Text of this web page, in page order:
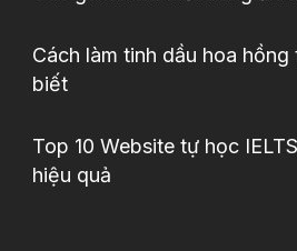
Cách làm tinh dầu hoa hồng
biết
Top 10 Website tự học
hiệu quả